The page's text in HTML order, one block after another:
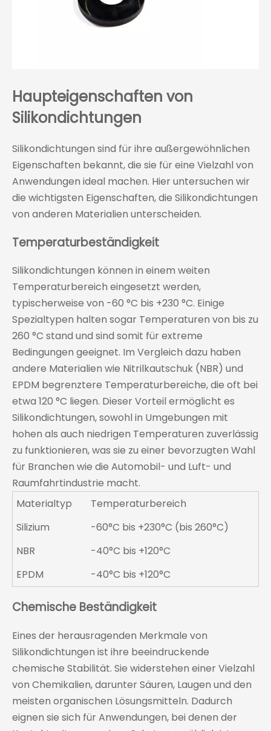
Haupteigenschaften von
Silikondichtungen
Silikondichtungen sind für ihre außergewöhnlichen
Eigenschaften bekannt, die sie für eine Vielzahl von
Anwendungen ideal machen. Hier untersuchen wir
die wichtigsten Eigenschaften, die Silikondichtungen
von anderen Materialien unterscheiden.
Temperaturbeständigkeit
Silikondichtungen können in einem weiten
Temperaturbereich eingesetzt werden,
typischerweise von -60 °C bis +230 °C. Einige
Spezialtypen halten sogar Temperaturen von bis zu
260 °C stand und sind somit für extreme
Bedingungen geeignet. Im Vergleich dazu haben
andere Materialien wie Nitrilkautschuk (NBR) und
EPDM begrenztere Temperaturbereiche, die oft bei
etwa 120 °C liegen. Dieser Vorteil ermöglicht es
Silikondichtungen, sowohl in Umgebungen mit
hohen als auch niedrigen Temperaturen zuverlässig
zu funktionieren, was sie zu einer bevorzugten Wahl
für Branchen wie die Automobil- und Luft- und
Raumfahrtindustrie macht.
Materialtyp
Temperaturbereich
Silizium
-60°C bis +230°C (bis 260°C)
NBR
-40°C bis +120°C
EPDM
-40°C bis +120°C
Chemische Beständigkeit
Eines der herausragenden Merkmale von
Silikondichtungen ist ihre beeindruckende
chemische Stabilität. Sie widerstehen einer Vielzahl
von Chemikalien, darunter Säuren, Laugen und den
meisten organischen Lösungsmitteln. Dadurch
eignen sie sich für Anwendungen, bei denen der